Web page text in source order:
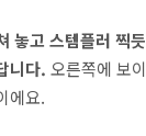
놓고 스템플러 찍
니다. 오른쪽에 보
에요.